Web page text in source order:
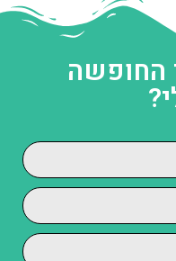
החופשה